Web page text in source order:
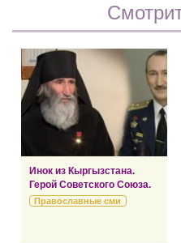
Инок из Кыргызстана.
Герой Советского Союза.
Православные сми